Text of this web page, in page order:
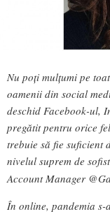
Nu poți mulțumi pe
oamenii din social
deschid Facebook-ul,
pregătit pentru orice
trebuie să fie suficient
nivelul suprem de
Account Manager
În online, pandemia